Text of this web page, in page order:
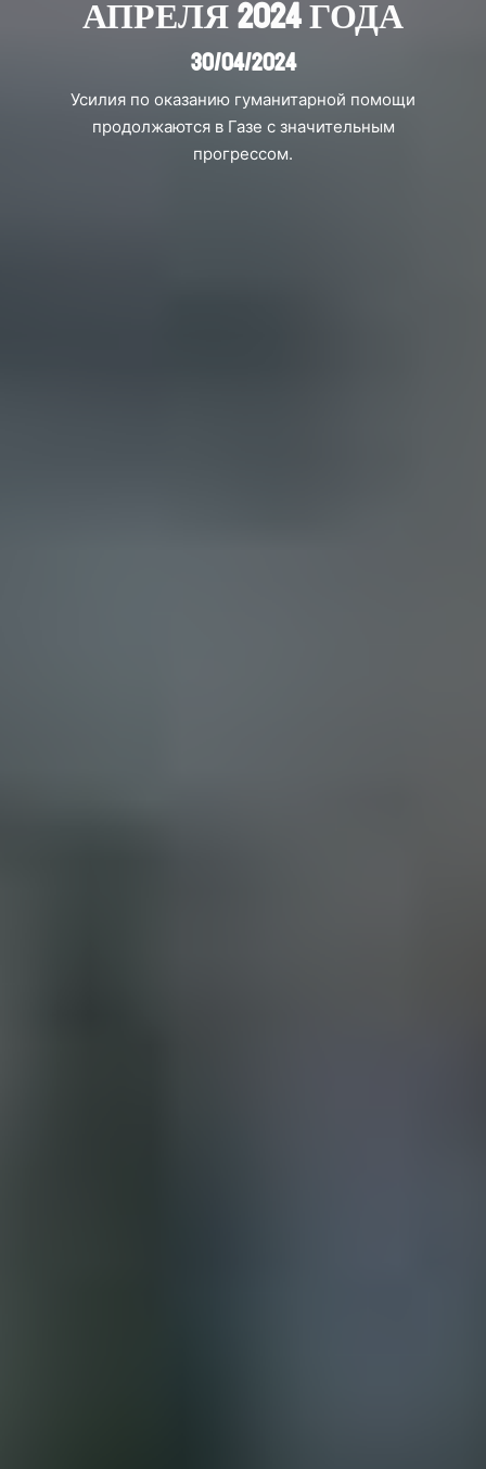
АПРЕЛЯ 2024 ГОДА
30/04/2024
Усилия по оказанию гуманитарной помощи
продолжаются в Газе с значительным
прогрессом.